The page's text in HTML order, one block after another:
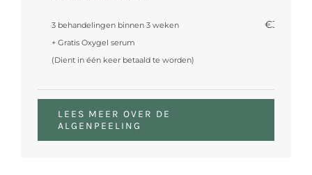
3 behandelingen binnen 3 weken
+ Gratis Oxygel serum
(Dient in één keer betaald te worden)
€300
LEES MEER OVER DE
ALGENPEELING